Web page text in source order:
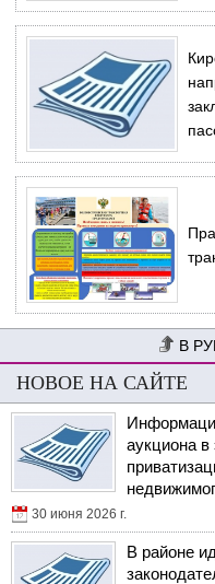
НОВОЕ НА САЙТЕ
аукциона
30 июня 2026 г.
В районе